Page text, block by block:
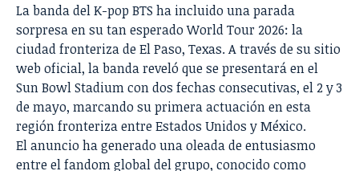
La banda del K-pop BTS ha incluido una parada
sorpresa en su tan esperado World Tour 2026: la
ciudad fronteriza de El Paso, Texas. A través de su sitio
web oficial, la banda reveló que se presentará en el
Sun Bowl Stadium con dos fechas consecutivas, el 2 y 3
de mayo, marcando su primera actuación en esta
región fronteriza entre Estados Unidos y México.
El anuncio ha generado una oleada de entusiasmo
entre el fandom global del grupo, conocido como